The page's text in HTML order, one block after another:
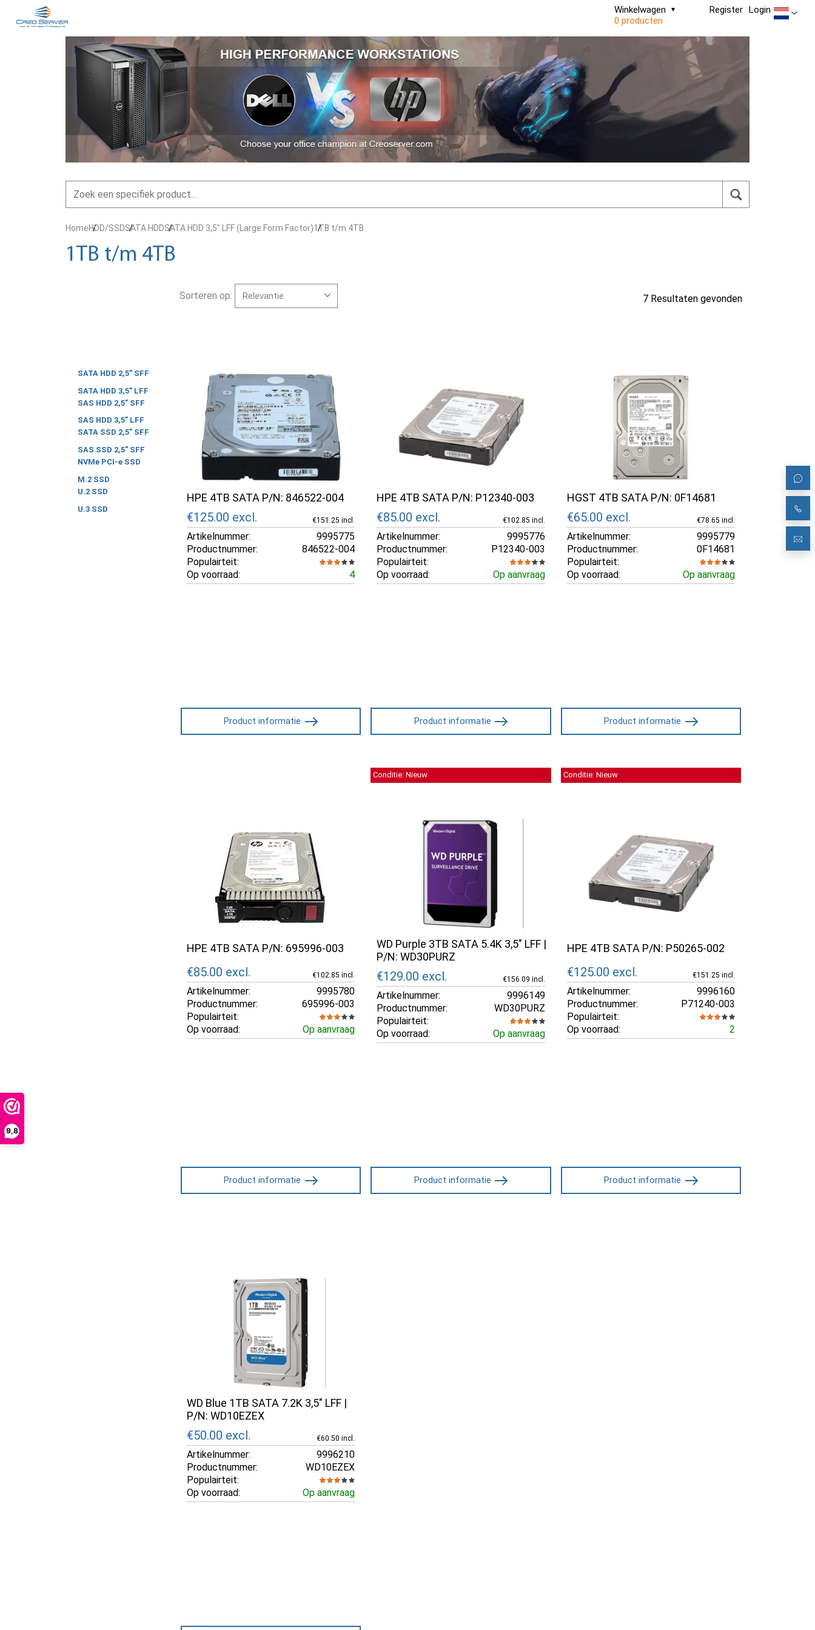
9,8
Register Login
Winkelwagen
0 producten
HomeHDD/SSDSATA HDDSATA HDD 3,5" LFF (Large Form Factor)1TB t/m 4TB
1TB t/m 4TB
SATA HDD 2,5” SFF
SATA HDD 3,5” LFF
SAS HDD 2,5” SFF
SAS HDD 3,5” LFF
SATA SSD 2,5” SFF
SAS SSD 2,5" SFF
NVMe PCI-e SSD
M.2 SSD
U.2 SSD
U.3 SSD
Sorteren op: 7 Resultaten gevonden
HPE 4TB SATA P/N: 846522-004
€125.00 excl. €151.25 incl.
Artikelnummer:
9995775
Productnummer:
846522-004
Populairteit:
Op voorraad:
4
Product informatie
HPE 4TB SATA P/N: P12340-003
€85.00 excl. €102.85 incl.
Artikelnummer:
9995776
Productnummer:
P12340-003
Populairteit:
Op voorraad:
Op aanvraag
Product informatie
HGST 4TB SATA P/N: 0F14681
€65.00 excl. €78.65 incl.
Artikelnummer:
9995779
Productnummer:
0F14681
Populairteit:
Op voorraad:
Op aanvraag
Product informatie
HPE 4TB SATA P/N: 695996-003
€85.00 excl. €102.85 incl.
Artikelnummer:
9995780
Productnummer:
695996-003
Populairteit:
Op voorraad:
Op aanvraag
Product informatie
WD Purple 3TB SATA 5.4K 3,5" LFF |
P/N: WD30PURZ
€129.00 excl. €156.09 incl.
Artikelnummer:
9996149
Productnummer:
WD30PURZ
Populairteit:
Op voorraad:
Op aanvraag
Conditie: Nieuw
Product informatie
HPE 4TB SATA P/N: P50265-002
€125.00 excl. €151.25 incl.
Artikelnummer:
9996160
Productnummer:
P71240-003
Populairteit:
Op voorraad:
2
Conditie: Nieuw
Product informatie
WD Blue 1TB SATA 7.2K 3,5" LFF |
P/N: WD10EZEX
€50.00 excl. €60.50 incl.
Artikelnummer:
9996210
Productnummer:
WD10EZEX
Populairteit:
Op voorraad:
Op aanvraag